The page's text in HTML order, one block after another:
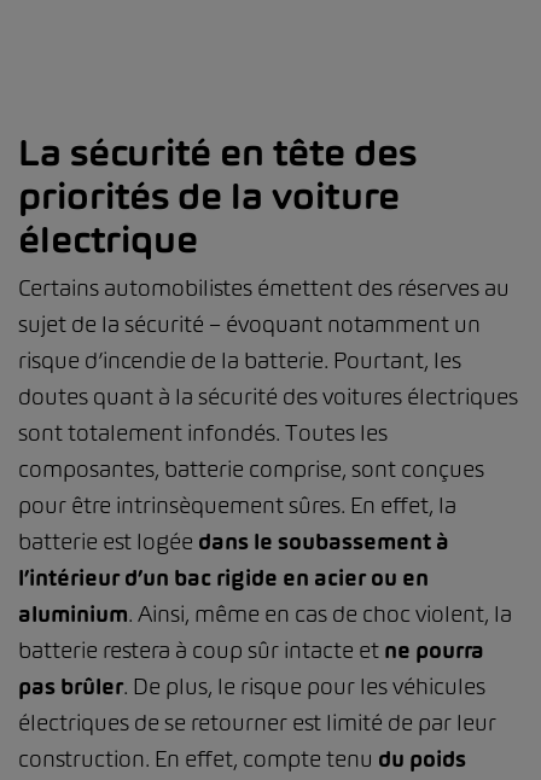
La sécurité en tête des
priorités de la voiture
électrique
Certains automobilistes émettent des réserves au
sujet de la sécurité – évoquant notamment un
risque d’incendie de la batterie. Pourtant, les
doutes quant à la sécurité des voitures électriques
sont totalement infondés. Toutes les
composantes, batterie comprise, sont conçues
pour être intrinsèquement sûres. En effet, la
batterie est logée dans le soubassement à
l’intérieur d’un bac rigide en acier ou en
aluminium. Ainsi, même en cas de choc violent, la
batterie restera à coup sûr intacte et ne pourra
pas brûler. De plus, le risque pour les véhicules
électriques de se retourner est limité de par leur
construction. En effet, compte tenu du poids